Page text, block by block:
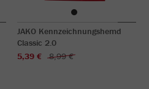
JAKO Kennzeichnungshemd
Classic 2.0
5,39 €
8,99 €